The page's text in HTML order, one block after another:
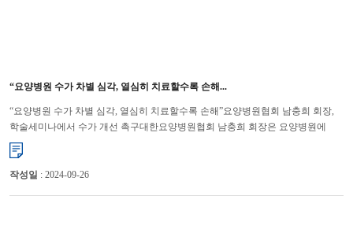
“요양병원 수가 차별 심각, 열심히 치료할수록 손해...
“요양병원 수가 차별 심각, 열심히 치료할수록 손해”요양병원협회 남충희 회장,
학술세미나에서 수가 개선 촉구대한요양병원협회 남충희 회장은 요양병원에
대한 차별이 심각할 뿐만 아니라 열심히 치료하면 할수록 손해를 ...
작성일 : 2024-09-26